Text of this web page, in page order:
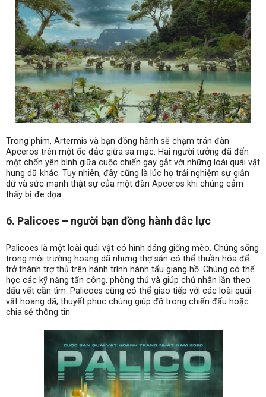
Trong phim, Artermis và bạn đồng hành sẽ chạm trán đàn
Apceros trên một ốc đảo giữa sa mạc. Hai người tưởng đã đến
một chốn yên bình giữa cuộc chiến gay gắt với những loài quái vật
hung dữ khác. Tuy nhiên, đây cũng là lúc họ trải nghiệm sự giận
dữ và sức mạnh thật sự của một đàn Apceros khi chúng cảm
thấy bị đe dọa.
6. Palicoes – người bạn đồng hành đắc lực
Palicoes là một loài quái vật có hình dáng giống mèo. Chúng sống
trong môi trường hoang dã nhưng thợ săn có thể thuần hóa để
trở thành trợ thủ trên hành trình hành tẩu giang hồ. Chúng có thể
học các kỹ năng tấn công, phòng thủ và giúp chủ nhân lần theo
dấu vết cần tìm. Palicoes cũng có thể giao tiếp với các loài quái
vật hoang dã, thuyết phục chúng giúp đỡ trong chiến đấu hoặc
chia sẻ thông tin.